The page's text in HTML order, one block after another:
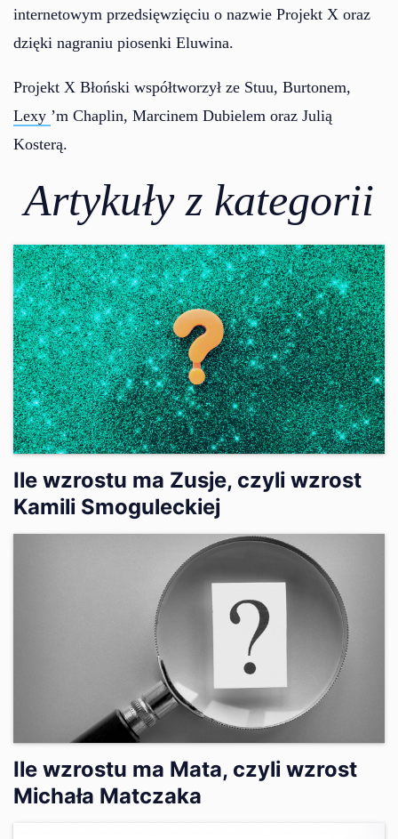
internetowym przedsięwzięciu o nazwie Projekt X oraz
dzięki nagraniu piosenki Eluwina.
Projekt X Błoński współtworzył ze Stuu, Burtonem,
Lexy ’m Chaplin, Marcinem Dubielem oraz Julią
Kosterą.
Artykuły z kategorii
Ile wzrostu ma Zusje, czyli wzrost
Kamili Smoguleckiej
Ile wzrostu ma Mata, czyli wzrost
Michała Matczaka